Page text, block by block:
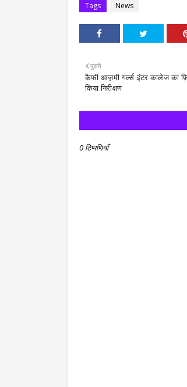
Tags News
पुराने
कैफी आज़मी गर्ल्स इंटर कालेज का
किया निरीक्षण
0 टिप्पणियाँ